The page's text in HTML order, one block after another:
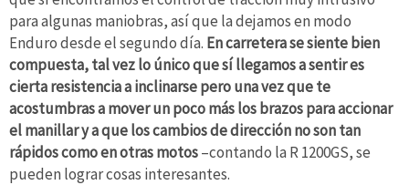
para algunas maniobras, así que la dejamos en modo
Enduro desde el segundo día. En carretera se siente bien
compuesta, tal vez lo único que sí llegamos a sentir es
cierta resistencia a inclinarse pero una vez que te
acostumbras a mover un poco más los brazos para accionar
el manillar y a que los cambios de dirección no son tan
rápidos como en otras motos–contando la R 1200GS, se
pueden lograr cosas interesantes.